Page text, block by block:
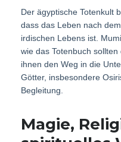
Der ägyptische Totenkult
dass das Leben nach
irdischen Lebens ist.
wie das Totenbuch
ihnen den Weg in die
Götter, insbesondere
Begleitung.
Magie,